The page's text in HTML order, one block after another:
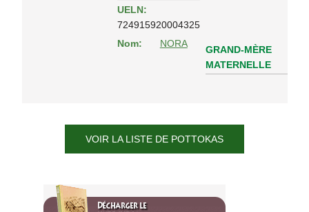
UELN:
724915920004325
Nom:
NORA
GRAND-MÈRE
MATERNELLE
VOIR LA LISTE DE POTTOKAS